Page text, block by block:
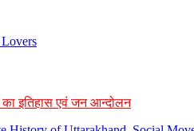
इतिहास एवं जन आन्दोलन